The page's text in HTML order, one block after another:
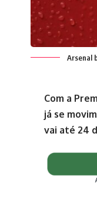
Arsenal
Com a
já se
vai até 24